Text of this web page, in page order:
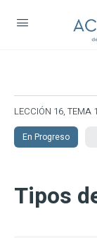
LECCIÓN 16, TEMA 1
En Progreso
Tipos